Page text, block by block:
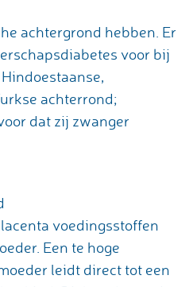
achtergrond hebben. Er
voor bij
achterrond;
dat zij zwanger
voedingsstoffen
Een te hoge
leidt direct tot een